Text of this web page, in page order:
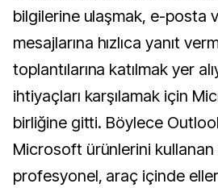
bilgilerine ulaşmak, e-posta
mesajlarına hızlıca yanıt
toplantılarına katılmak yer
ihtiyaçları karşılamak için
birliğine gitti. Böylece
Microsoft ürünlerini kullanan
profesyonel, araç içinde